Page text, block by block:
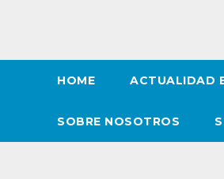
HOME ACTUALIDAD
SOBRE NOSOTROS